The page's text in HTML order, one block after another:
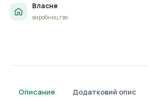
Власне
виробництво
Описание Додатковий опис